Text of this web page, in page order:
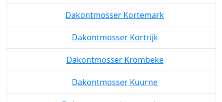
Dakontmosser Kortemark
Dakontmosser Kortrijk
Dakontmosser Krombeke
Dakontmosser Kuurne